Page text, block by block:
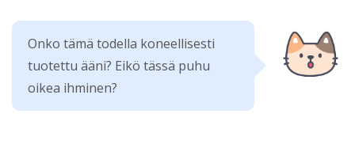
Onko tämä todella koneellisesti
tuotettu ääni? Eikö tässä puhu
oikea ihminen?